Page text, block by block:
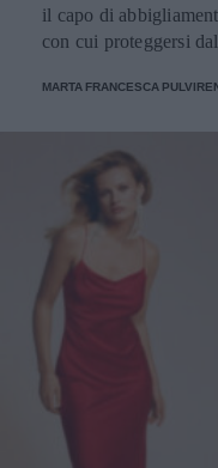
il capo di
con cui proteggersi
MARTA FRANCESCA